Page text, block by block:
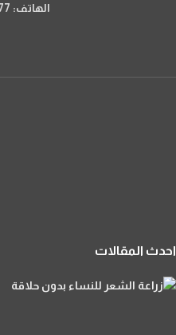
الهاتف: 01032052277
احدث المقالات